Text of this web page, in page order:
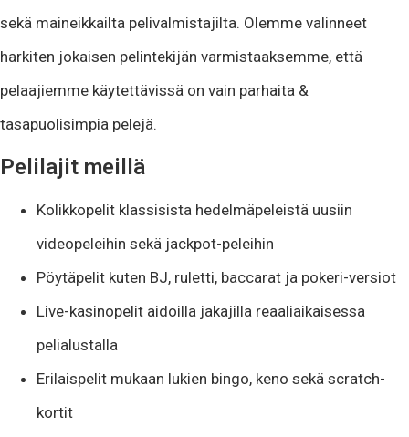
sekä maineikkailta pelivalmistajilta. Olemme valinneet
harkiten jokaisen pelintekijän varmistaaksemme, että
pelaajiemme käytettävissä on vain parhaita &
tasapuolisimpia pelejä.
Pelilajit meillä
Kolikkopelit klassisista hedelmäpeleistä uusiin
videopeleihin sekä jackpot-peleihin
Pöytäpelit kuten BJ, ruletti, baccarat ja pokeri-versiot
Live-kasinopelit aidoilla jakajilla reaaliaikaisessa
pelialustalla
Erilaispelit mukaan lukien bingo, keno sekä scratch-
kortit